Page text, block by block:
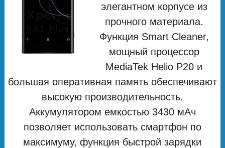
элегантном корпусе из
прочного материала.
Функция Smart Cleaner,
мощный процессор
MediaTek Helio P20 и
большая оперативная память обеспечивают
высокую производительность.
Аккумулятором емкостью 3430 мАч
позволяет использовать смартфон по
максимуму, функция быстрой зарядки